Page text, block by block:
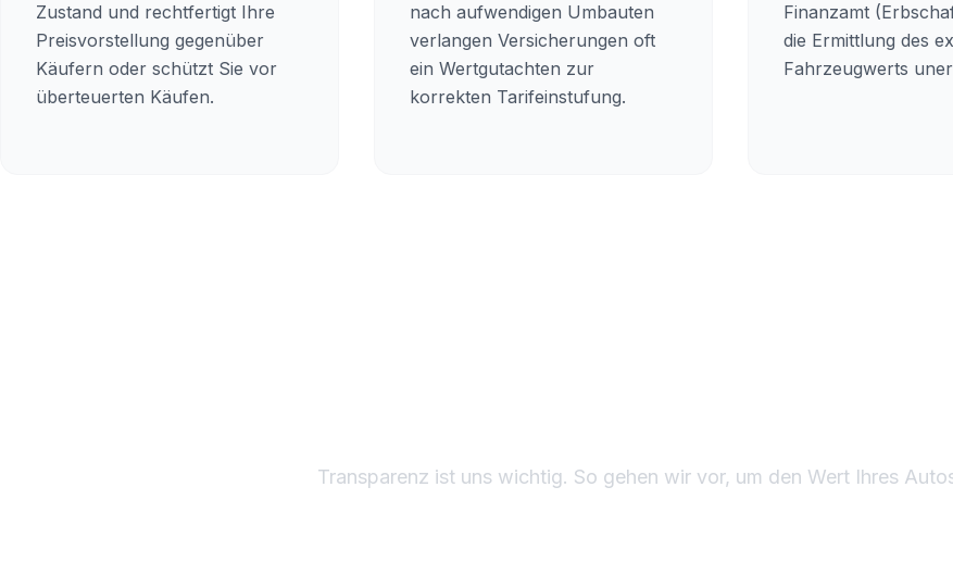
Zustand und rechtfertigt Ihre
Preisvorstellung gegenüber
Käufern oder schützt Sie vor
überteuerten Käufen.
nach aufwendigen Umbauten
verlangen Versicherungen oft
ein Wertgutachten zur
korrekten Tarifeinstufung.
Finanzamt
die Ermittlung des
Fahrzeugwerts
Transparenz ist uns wichtig. So gehen wir vor, um den Wert Ihres